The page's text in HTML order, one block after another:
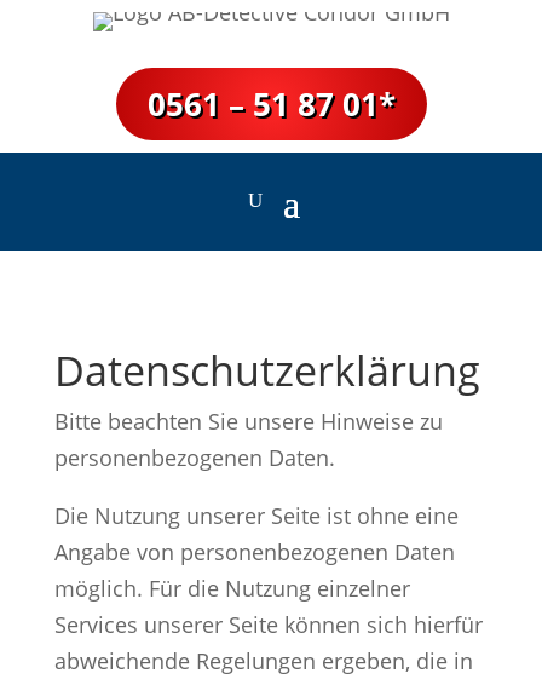
0561 – 51 87 01*
Datenschutz­erklärung­
Bitte beachten Sie unsere Hinweise zu
personenbezogenen Daten.
Die Nutzung unserer Seite ist ohne eine
Angabe von personenbezogenen Daten
möglich. Für die Nutzung einzelner
Services unserer Seite können sich hierfür
abweichende Regelungen ergeben, die in